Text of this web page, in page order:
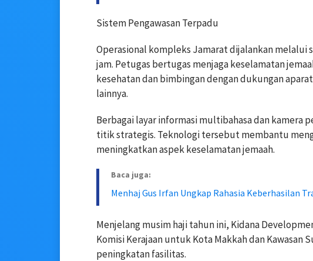
Sistem Pengawasan Terpadu
Operasional kompleks Jamarat dijalankan melalui
jam. Petugas bertugas menjaga keselamatan
kesehatan dan bimbingan dengan dukungan
lainnya.
Berbagai layar informasi multibahasa dan kamera
titik strategis. Teknologi tersebut membantu
meningkatkan aspek keselamatan jemaah.
Baca juga:
Menhaj Gus Irfan Ungkap Rahasia Keberhasilan
Menjelang musim haji tahun ini, Kidana
Komisi Kerajaan untuk Kota Makkah dan Kawasan
peningkatan fasilitas.